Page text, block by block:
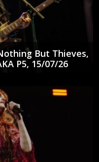
But Thieves,
P5, 15/07/26